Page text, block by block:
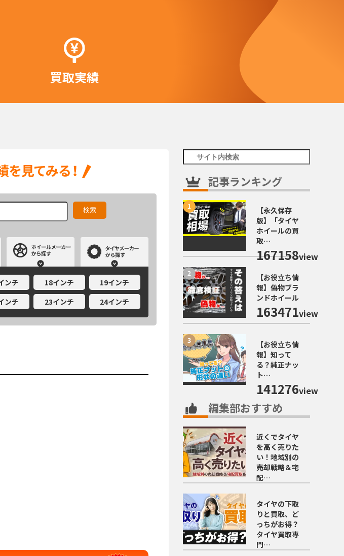
買取実績
自動車メーカーから探す ホイールメーカーから探す
ンチ 18インチ
19インチ
ンチ 23インチ 24インチ
記事ランキング
【永久保存
版】「タイヤ
ホイールの買
取…
167158view
【お役立ち情
報】偽物ブラ
ンドホイール
163471view
【お役立ち情
報】知って
る？純正ナッ
ト…
141276view
編集部おすすめ
近くでタイヤ
を高く売りた
い！地域別の
売却戦略＆宅
配…
タイヤの下取
りと買取、ど
っちがお得？
タイヤ買取専
門…